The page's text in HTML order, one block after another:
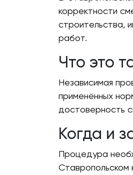
корректности
строительства,
работ.
Что это
Независимая
применённых
достоверность
Когда и
Процедура
Ставропольском